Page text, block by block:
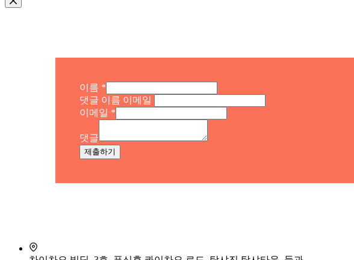
이름 *
댓글 이름 이메일
이메일 *
댓글
제출하기